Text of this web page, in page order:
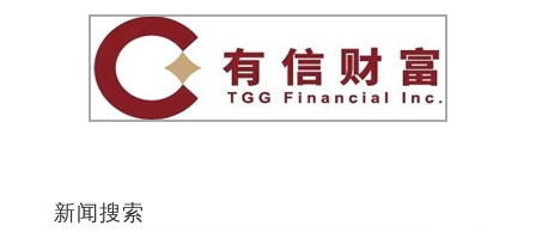
新闻搜索